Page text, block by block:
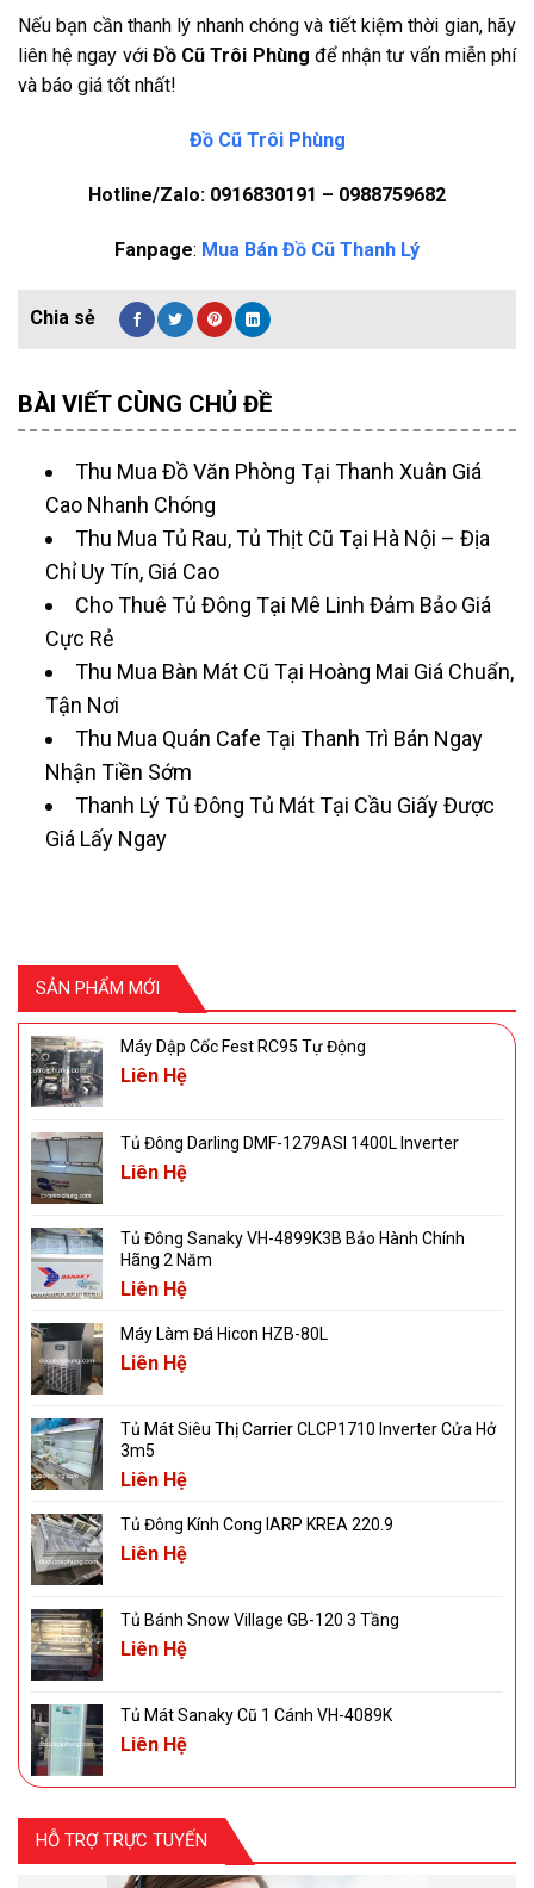
SẢN PHẨM MỚI
Máy Dập Cốc Fest RC95 Tự Động
Liên Hệ
Tủ Đông Darling DMF-1279ASI 1400L Inverter
Liên Hệ
Tủ Đông Sanaky VH-4899K3B Bảo Hành Chính
Hãng 2 Năm
Liên Hệ
Máy Làm Đá Hicon HZB-80L
Liên Hệ
Tủ Mát Siêu Thị Carrier CLCP1710 Inverter Cửa Hở
3m5
Liên Hệ
Tủ Đông Kính Cong IARP KREA 220.9
Liên Hệ
Tủ Bánh Snow Village GB-120 3 Tầng
Liên Hệ
Tủ Mát Sanaky Cũ 1 Cánh VH-4089K
Liên Hệ
HỖ TRỢ TRỰC TUYẾN
Nếu bạn cần thanh lý nhanh chóng và tiết kiệm thời gian, hãy
liên hệ ngay với Đồ Cũ Trôi Phùng để nhận tư vấn miễn phí
và báo giá tốt nhất!
Đồ Cũ Trôi Phùng
Hotline/Zalo: 0916830191 – 0988759682
Fanpage: Mua Bán Đồ Cũ Thanh Lý
BÀI VIẾT CÙNG CHỦ ĐỀ
Thu Mua Đồ Văn Phòng Tại Thanh Xuân Giá
Cao Nhanh Chóng
Thu Mua Tủ Rau, Tủ Thịt Cũ Tại Hà Nội – Địa
Chỉ Uy Tín, Giá Cao
Cho Thuê Tủ Đông Tại Mê Linh Đảm Bảo Giá
Cực Rẻ
Thu Mua Bàn Mát Cũ Tại Hoàng Mai Giá Chuẩn,
Tận Nơi
Thu Mua Quán Cafe Tại Thanh Trì Bán Ngay
Nhận Tiền Sớm
Thanh Lý Tủ Đông Tủ Mát Tại Cầu Giấy Được
Giá Lấy Ngay